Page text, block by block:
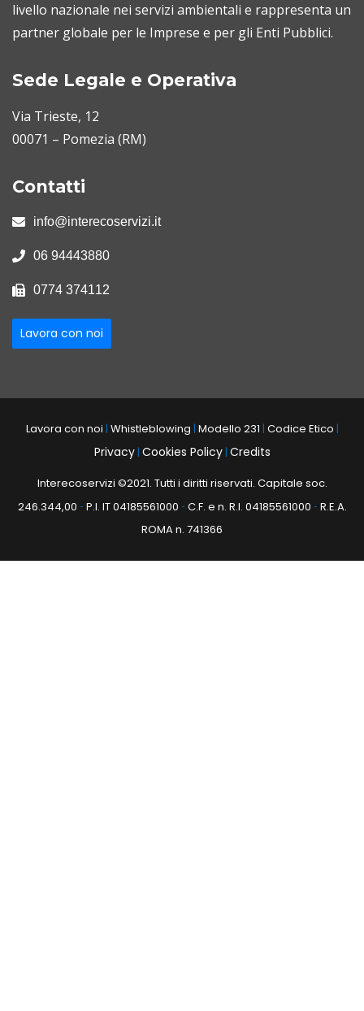
livello nazionale nei servizi ambientali e rappresenta un
partner globale per le Imprese e per gli Enti Pubblici.
Sede Legale e Operativa
Via Trieste, 12
00071 – Pomezia (RM)
Contatti
info@interecoservizi.it
06 94443880
0774 374112
Lavora con noi
Lavora con noi | Whistleblowing | Modello 231 | Codice Etico |
Privacy| Cookies Policy| Credits
Interecoservizi ©2021. Tutti i diritti riservati. Capitale soc.
246.344,00 - P.I. IT 04185561000 - C.F. e n. R.I. 04185561000 - R.E.A.
ROMA n. 741366